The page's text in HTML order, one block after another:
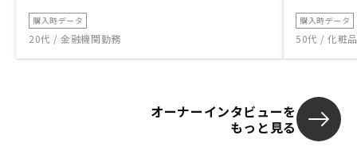
購入時データ
20代 / 金融機関勤務
購入時データ
50代 / 化粧
オーナーインタビューを
もっと見る